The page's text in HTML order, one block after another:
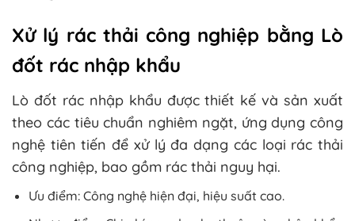
Xử lý rác thải công nghiệp bằng Lò
đốt rác nhập khẩu
Lò đốt rác nhập khẩu được thiết kế và sản xuất
theo các tiêu chuẩn nghiêm ngặt, ứng dụng công
nghệ tiên tiến để xử lý đa dạng các loại rác thải
công nghiệp, bao gồm rác thải nguy hại.
Ưu điểm: Công nghệ hiện đại, hiệu suất cao.